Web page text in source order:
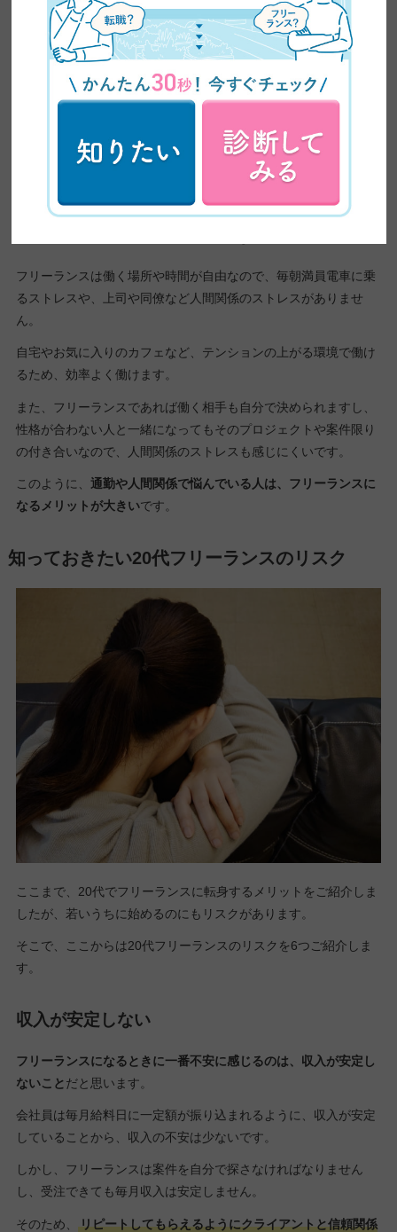
きるため、新たな挑戦もしやすいです。
新しいスキルを身につけて、受注できる案件が増えればキャリア
選択の幅が広がりますし、収入アップも叶います。
会社員のままでも新しいスキルを身につけられますが、そのスキ
ルをすぐに発揮できないことも少なくありません。
若いうちにフリーランスとして挑戦すれば、その分キャリアの幅
を広げられるため、将来性を高められるでしょう。
フリーランスは働く場所や時間が自由なので、毎朝満員電車に乗
るストレスや、上司や同僚など人間関係のストレスがありませ
ん。
自宅やお気に入りのカフェなど、テンションの上がる環境で働け
るため、効率よく働けます。
また、フリーランスであれば働く相手も自分で決められますし、
性格が合わない人と一緒になってもそのプロジェクトや案件限り
の付き合いなので、人間関係のストレスも感じにくいです。
このように、 通勤や人間関係で悩んでいる人は、フリーランスに
なるメリットが大きいです。
知っておきたい20代フリーランスのリスク
ここまで、20代でフリーランスに転身するメリットをご紹介しま
したが、若いうちに始めるのにもリスクがあります。
そこで、ここからは20代フリーランスのリスクを6つご紹介しま
す。
収入が安定しない
フリーランスになるときに一番不安に感じるのは、収入が安定し
ないことだと思います。
会社員は毎月給料日に一定額が振り込まれるように、収入が安定
していることから、収入の不安は少ないです。
しかし、フリーランスは案件を自分で探さなければなりません
し、受注できても毎月収入は安定しません。
そのため、
リピートしてもらえるようにクライアントと信頼関係